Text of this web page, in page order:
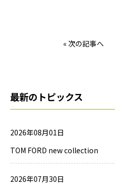
« 次の記事へ
最新のトピックス
2026年08月01日
TOM FORD new collection
2026年07月30日